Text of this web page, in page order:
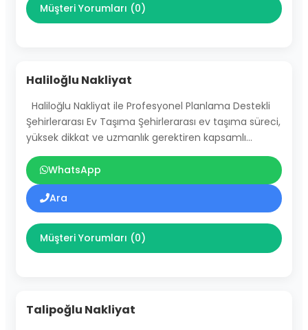
Müşteri Yorumları (0)
Haliloğlu Nakliyat
Haliloğlu Nakliyat ile Profesyonel Planlama Destekli
Şehirlerarası Ev Taşıma Şehirlerarası ev taşıma süreci,
yüksek dikkat ve uzmanlık gerektiren kapsamlı…
WhatsApp
Ara
Müşteri Yorumları (0)
Talipoğlu Nakliyat